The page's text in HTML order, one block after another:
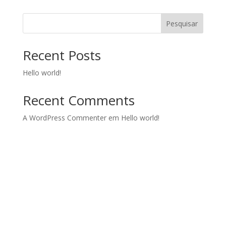
Pesquisar
Recent Posts
Hello world!
Recent Comments
A WordPress Commenterem Hello world!